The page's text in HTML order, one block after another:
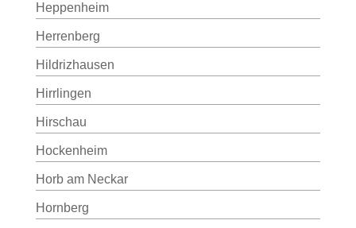
Heppenheim
Herrenberg
Hildrizhausen
Hirrlingen
Hirschau
Hockenheim
Horb am Neckar
Hornberg